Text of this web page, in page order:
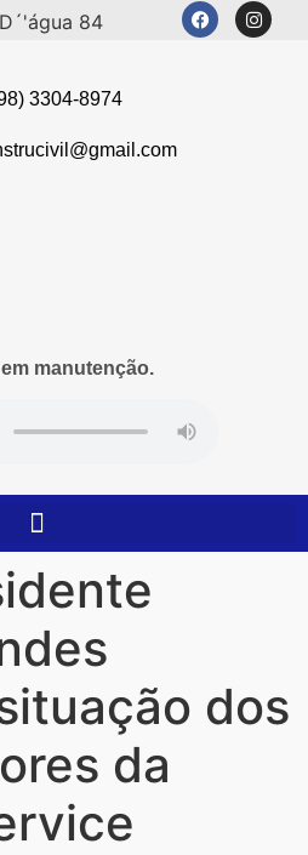
3304-8974
manutenção.
dos
da